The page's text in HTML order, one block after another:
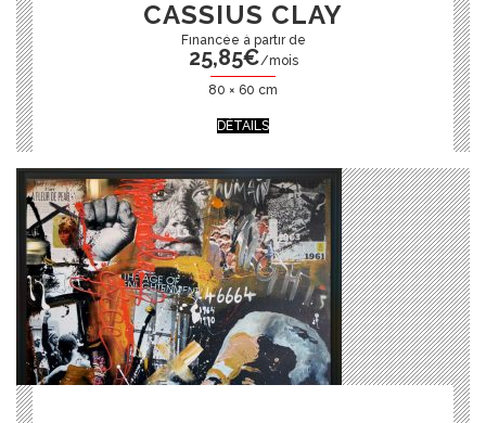
CASSIUS CLAY
25,85€/mois
80 × 60 cm
DÉTAILS